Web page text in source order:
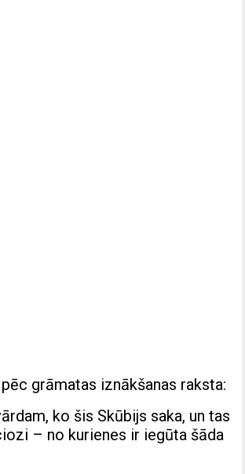
grāmatas iznākšanas raksta:
ko šis Skūbijs saka, un tas
– no kurienes ir iegūta šāda